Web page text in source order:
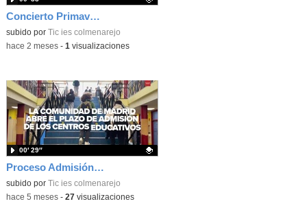
Concierto Primavera Taller Musica 2026 1d5
Contenido educativo.
subido por Tic ies colmenarejo
-hace 2 meses- 1 visualizaciones
Proceso Admisión 26-27
Contenido educativo.
subido por Tic ies colmenarejo
00′ 29″
-hace 5 meses- 27 visualizaciones